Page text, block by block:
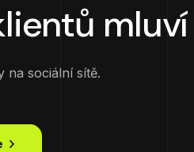
mluví
na sociální sítě.